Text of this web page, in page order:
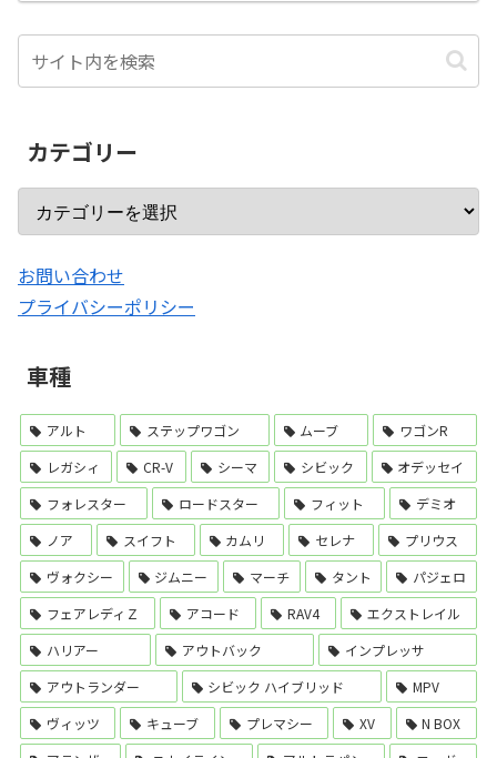
カテゴリー
お問い合わせ
プライバシーポリシー
車種
アルト ステップワゴン ムーブ
ワゴンR
レガシィ
CR-V シーマ シビック
オデッセイ
フォレスター
ロードスター フィット
デミオ
ノア
スイフト カムリ セレナ
プリウス
ヴォクシー
ジムニー マーチ タント
パジェロ
フェアレディＺ
アコード RAV4
エクストレイル
ハリアー
アウトバック
インプレッサ
アウトランダー
シビック ハイブリッド
MPV
ヴィッツ
キューブ プレマシー XV
N BOX